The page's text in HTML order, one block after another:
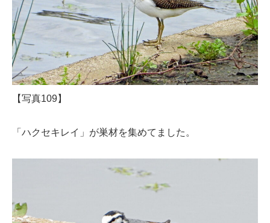
【写真109】
「ハクセキレイ」が巣材を集めてました。